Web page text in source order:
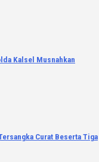
Kalsel Musnahkan
Curat Beserta Tiga